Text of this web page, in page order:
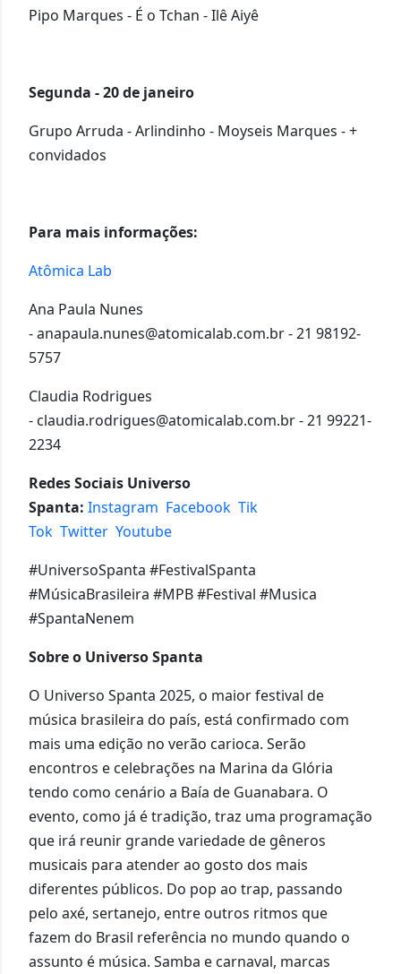
Pipo Marques - É o Tchan - Ilê Aiyê
Segunda - 20 de janeiro
Grupo Arruda - Arlindinho - Moyseis Marques - +
convidados
Para mais informações:
Atômica Lab
Ana Paula Nunes
-anapaula.nunes@atomicalab.com.br- 21 98192-
5757
Claudia Rodrigues
- claudia.rodrigues@atomicalab.com.br- 21 99221-
2234
Redes Sociais Universo
Spanta: Instagram Facebook Tik
Tok Twitter Youtube
#UniversoSpanta #FestivalSpanta
#MúsicaBrasileira #MPB #Festival #Musica
#SpantaNenem
Sobre o Universo Spanta
O Universo Spanta 2025, o maior festival de
música brasileira do país, está confirmado com
mais uma edição no verão carioca. Serão
encontros e celebrações na Marina da Glória
tendo como cenário a Baía de Guanabara. O
evento, como já é tradição, traz uma programação
que irá reunir grande variedade de gêneros
musicais para atender ao gosto dos mais
diferentes públicos. Do pop ao trap, passando
pelo axé, sertanejo, entre outros ritmos que
fazem do Brasil referência no mundo quando o
assunto é música. Samba e carnaval, marcas